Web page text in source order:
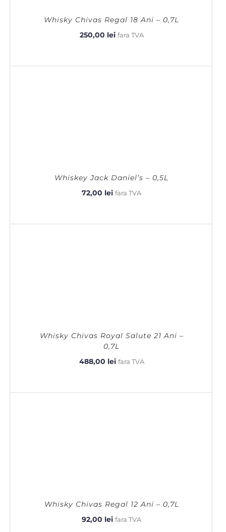
Whisky Chivas Regal 18 Ani – 0,7L
250,00 lei fara TVA
Whiskey Jack Daniel’s – 0,5L
72,00 lei fara TVA
Whisky Chivas Royal Salute 21 Ani –
0,7L
488,00 lei fara TVA
Whisky Chivas Regal 12 Ani – 0,7L
92,00 lei fara TVA